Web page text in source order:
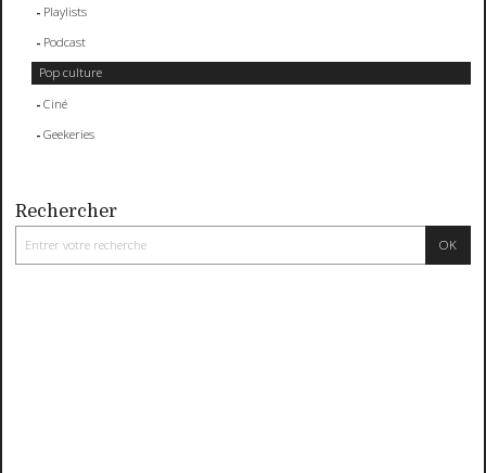
Playlists
Podcast
Pop culture
Ciné
Geekeries
Rechercher